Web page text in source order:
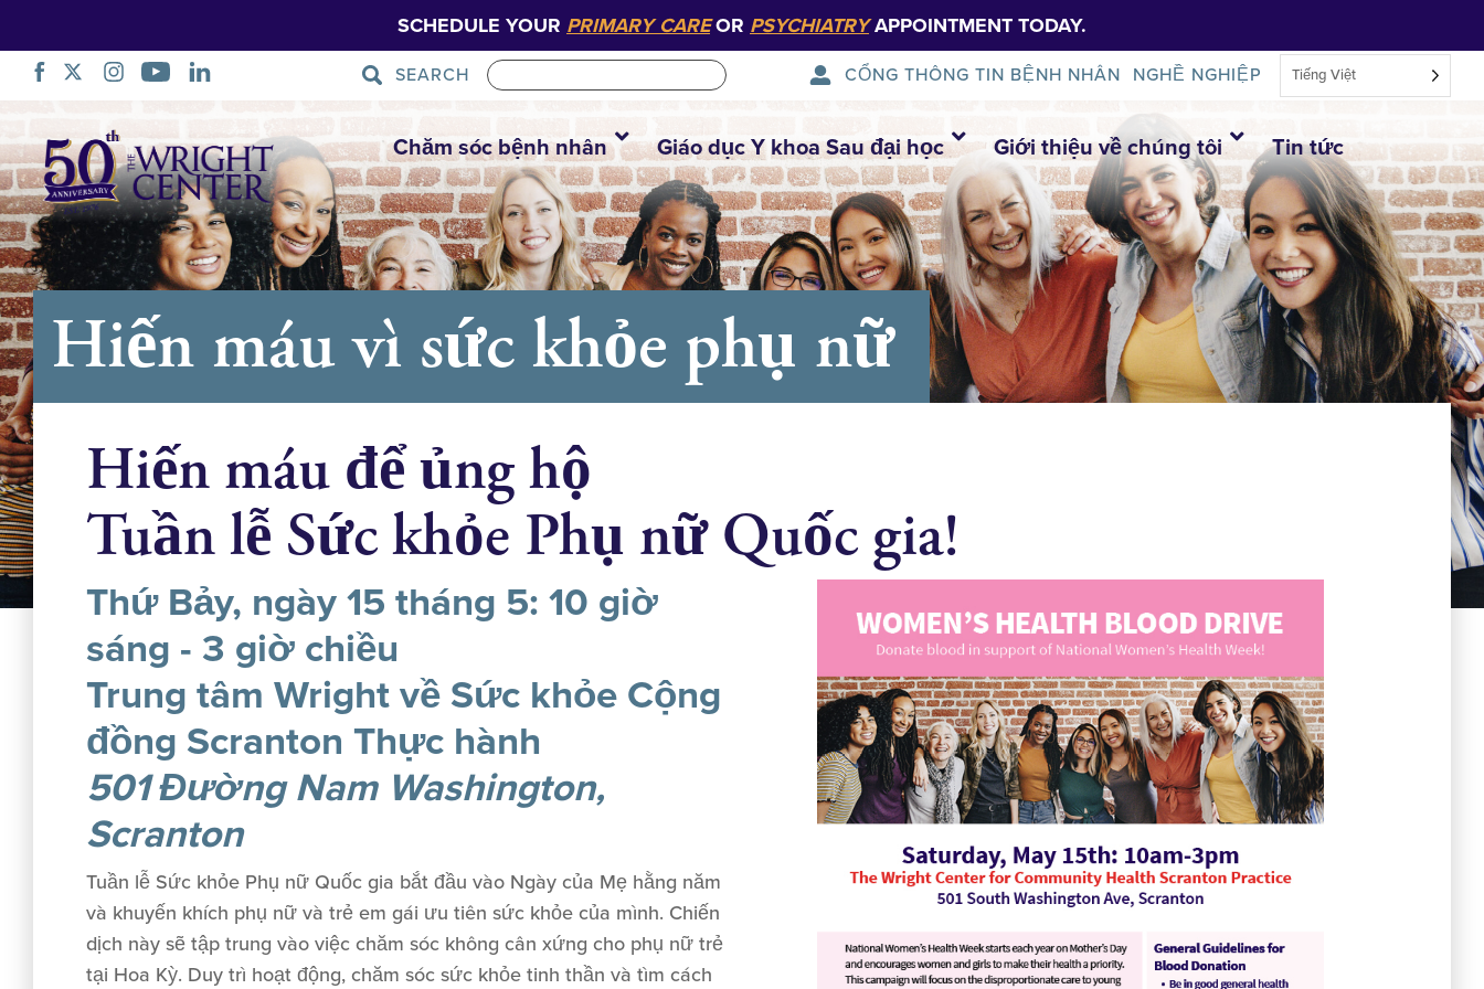
SCHEDULE YOUR PRIMARY CAREOR PSYCHIATRYAPPOINTMENT TODAY.
SEARCH CỔNG THÔNG TIN BỆNH NHÂN NGHỀ NGHIỆP Tiếng Việt
qua
điều
hướng
Chăm sóc bệnh nhân Giáo dục Y khoa Sau đại học Giới thiệu về chúng tôi Tin tức
Hiến máu vì sức khỏe phụ nữ
Hiến máu để ủng hộ
Tuần lễ Sức khỏe Phụ nữ Quốc gia!
Thứ Bảy, ngày 15 tháng 5: 10 giờ
sáng - 3 giờ chiều
Trung tâm Wright về Sức khỏe Cộng
đồng Scranton Thực hành
501 Đường Nam Washington,
Scranton
Tuần lễ Sức khỏe Phụ nữ Quốc gia bắt đầu vào Ngày của Mẹ hằng năm
và khuyến khích phụ nữ và trẻ em gái ưu tiên sức khỏe của mình. Chiến
dịch này sẽ tập trung vào việc chăm sóc không cân xứng cho phụ nữ trẻ
tại Hoa Kỳ. Duy trì hoạt động, chăm sóc sức khỏe tinh thần và tìm cách